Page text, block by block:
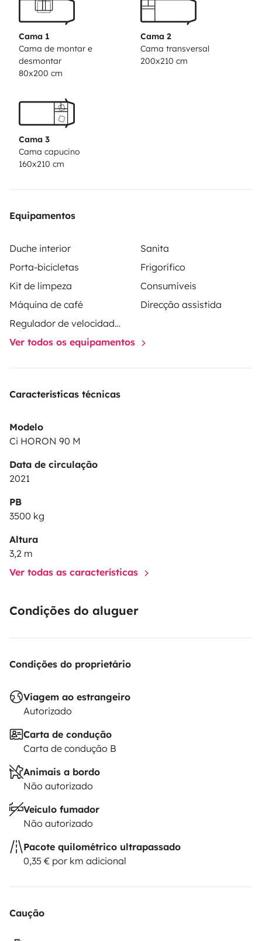
Cama 1
Cama de montar e
desmontar
80x200 cm
Cama 2
Cama transversal
200x210 cm
Cama 3
Cama capucino
160x210 cm
Equipamentos
Duche interior
Sanita
Porta-bicicletas
Frigorífico
Kit de limpeza
Consumíveis
Máquina de café
Direcção assistida
Regulador de velocidade / Cruise Control
Ver todos os equipamentos
Características técnicas
Modelo
Ci HORON 90 M
Data de circulação
2021
PB
3500 kg
Altura
3,2 m
Ver todas as características
Condições do aluguer
Condições do proprietário
Viagem ao estrangeiro
Autorizado
Carta de condução
Carta de condução B
Animais a bordo
Não autorizado
Veículo fumador
Não autorizado
Pacote quilométrico ultrapassado
0,35 € por km adicional
Caução